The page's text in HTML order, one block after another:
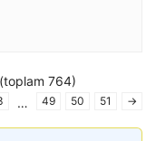
764)
… 49 50 51 →